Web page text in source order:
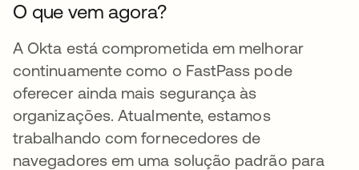
O que vem agora?
A Okta está comprometida em melhorar
continuamente como o FastPass pode
oferecer ainda mais segurança às
organizações. Atualmente, estamos
trabalhando com fornecedores de
navegadores em uma solução padrão para